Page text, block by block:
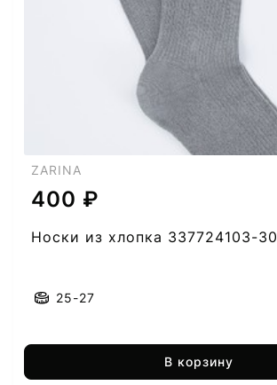
ZARINA
400 ₽
Носки из хлопка 337724103-30
25-27
В корзину